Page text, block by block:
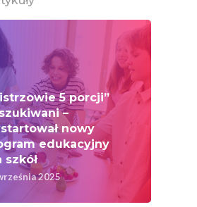
5 porcji”
–
nowy
edukacyjny
szkół
2025
Super Moce
Good Move
Związek Zawodowy
Rolników Ojczyzna
Branża
Wydarzenia
Badania